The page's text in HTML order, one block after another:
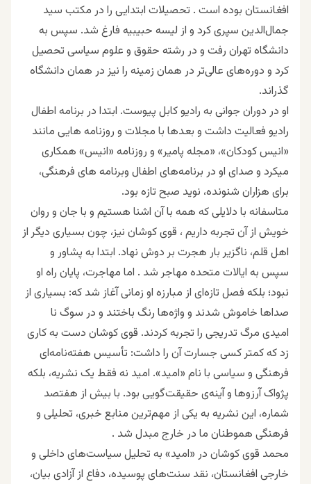
افغانستان بوده است . تحصیلات ابتدایی را در مکتب سید
جمال‌الدین سپری کرد و از لیسه حبیبیه فارغ شد. سپس به
دانشگاه تهران رفت و در رشته حقوق و علوم سیاسی تحصیل
کرد و دوره‌های عالی‌تر در همان زمینه را نیز در همان دانشگاه
گذراند.
او در دوران جوانی به رادیو کابل پیوست. ابتدا در برنامه اطفال
رادیو فعالیت داشت و بعدها با مجلات و روزنامه هایی مانند
«انیس کودکان»، «مجله پامیر» و روزنامه «انیس» همکاری
میکرد و صدای او در برنامه‌های اطفال وبرنامه های فرهنگی،
برای هزاران شنونده، نوید صبح تازه بود.
متاسفانه با دلایلی که همه با آن اشنا هستیم و با جان و روان
خویش از آن تجربه داریم ، قوی کوشان نیز، چون بسیاری دیگر از
اهل قلم، ناگزیر بار هجرت بر دوش نهاد. ابتدا به پشاور و
سپس به ایالات متحده مهاجر شد . اما مهاجرت، پایان راه او
نبود؛ بلکه فصل تازه‌ای از مبارزه او زمانی آغاز شد که: بسیاری از
صداها خاموش شدند و واژه‌ها رنگ باختند و در سوگ نا
امیدی مرگ تدریجی را تجربه کردند. قوی کوشان دست به کاری
زد که کمتر کسی جسارت آن را داشت: تأسیس هفته‌نامه‌ای
فرهنگی و سیاسی با نام «امید». امید نه فقط یک نشریه، بلکه
پژواک آرزوها و آینه‌ی حقیقت‌گویی بود. با بیش از هفتصد
شماره، این نشریه به یکی از مهم‌ترین منابع خبری، تحلیلی و
فرهنگی هموطنان ما در خارج مبدل شد .
محمد قوی کوشان در «امید» به تحلیل سیاست‌های داخلی و
خارجی افغانستان، نقد سنت‌های پوسیده، دفاع از آزادی بیان،